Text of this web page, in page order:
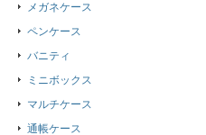
メガネケース
ペンケース
バニティ
ミニボックス
マルチケース
通帳ケース